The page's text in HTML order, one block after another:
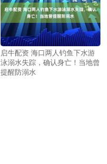
启牛配资 海口两人钓鱼下水游
泳溺水失踪，确认身亡！当地曾
提醒防溺水